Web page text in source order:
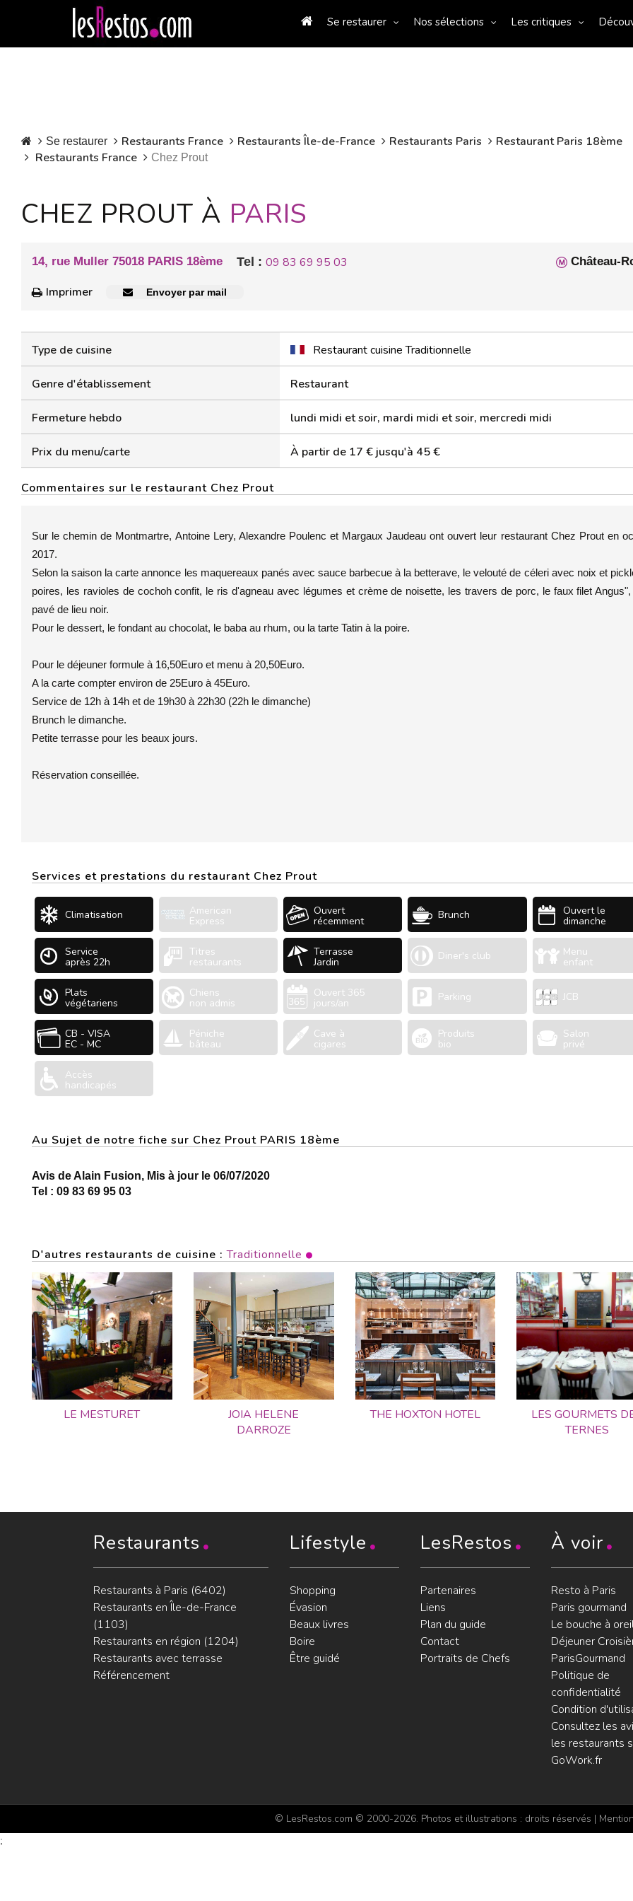
Se restaurer Nos sélections Les critiques
Se restaurer Restaurants France Restaurants Île-de-France Restaurants Paris
Restaurant Paris 18ème
Restaurants France
Chez Prout
CHEZ PROUT À PARIS
14, rue Muller 75018 PARIS 18ème Château-
Tel : 09 83 69 95 03
Imprimer
Envoyer par mail
Type de cuisine Restaurant cuisine Traditionnelle
Genre d'établissement Restaurant
Fermeture hebdo lundi midi et soir, mardi midi et soir, mercredi midi
Prix du menu/carte À partir de 17 € jusqu'à 45 €
Commentaires sur le restaurant Chez Prout
Sur le chemin de Montmartre, Antoine Lery, Alexandre Poulenc et Margaux Jaudeau ont ouvert leur restaurant Chez Prout en
2017.
Selon la saison la carte annonce les maquereaux panés avec sauce barbecue à la betterave, le velouté de céleri avec noix et
poires, les ravioles de cochoh confit, le ris d'agneau avec légumes et crème de noisette, les travers de porc, le faux filet
pavé de lieu noir.
Pour le dessert, le fondant au chocolat, le baba au rhum, ou la tarte Tatin à la poire.
Pour le déjeuner formule à 16,50Euro et menu à 20,50Euro.
A la carte compter environ de 25Euro à 45Euro.
Service de 12h à 14h et de 19h30 à 22h30 (22h le dimanche)
Brunch le dimanche.
Petite terrasse pour les beaux jours.
Réservation conseillée.
Services et prestations du restaurant Chez Prout
Climatisation American
Express
Ouvert
récemment Brunch Ouvert le
dimanche
Service
après 22h
Titres
restaurants
Terrasse
Jardin Diner's club Menu
enfant
Plats
végétariens
Chiens
non admis
Ouvert 365
jours/an Parking JCB
CB - VISA
EC - MC
Péniche
bâteau
Cave à
cigares
Produits
bio
Salon
privé
Accès
handicapés
Au Sujet de notre fiche sur Chez Prout PARIS 18ème
Avis de Alain Fusion, Mis à jour le 06/07/2020
Tel : 09 83 69 95 03
D'autres restaurants de cuisine :Traditionnelle
LE MESTURET
JOIA HELENE
DARROZE
THE HOXTON HOTEL
LES GOURMETS
TERNES
Restaurants
Restaurants à Paris (6402)
Restaurants en Île-de-France
(1103)
Restaurants en région (1204)
Restaurants avec terrasse
Référencement
Lifestyle
Shopping
Évasion
Beaux livres
Boire
Être guidé
LesRestos
Partenaires
Liens
Plan du guide
Contact
Portraits de Chefs
À voir
Resto à Paris
Paris gourmand
Le bouche à
Déjeuner
ParisGourmand
Politique de
confidentialité
Condition
Consultez les
les restaurants
GoWork.fr
© LesRestos.com © 2000-2026. Photos et illustrations : droits réservés |
;